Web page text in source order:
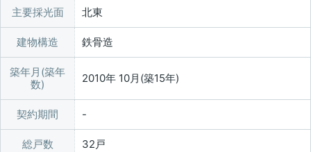
主要採光面 北東
建物構造 鉄骨造
築年月(築年
数)
2010年 10月(築15年)
契約期間
総戸数 32戸